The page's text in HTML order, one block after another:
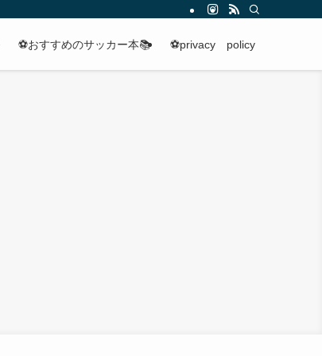
⚽️おすすめのサッカー本📚 ⚽️privacy policy